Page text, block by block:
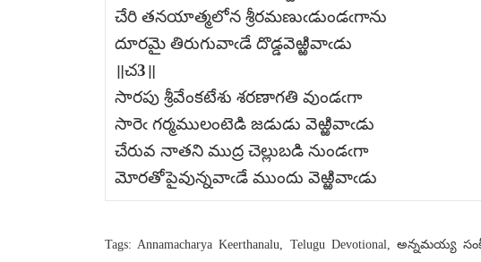
చేరి తనయాత్మలోన శ్రీరమణుఁడుండఁగాను
దూరమై తిరుగువాఁడే దొడ్డవెఱ్ఱివాఁడు
॥చ3॥
సారపు శ్రీవేంకటేశు శరణాగతి వుండఁగా
సారెఁ గర్మములంటెడి జడుడు వెఱ్ఱివాఁడు
చేరువ నాతని ముద్ర చెల్లుబడి నుండఁగా
మోరతోపైవున్నవాఁడే ముందు వెఱ్ఱివాఁడు
Tags: Annamacharya Keerthanalu, Telugu Devotional,